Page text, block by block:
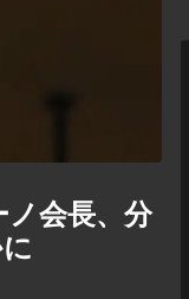
会長、分